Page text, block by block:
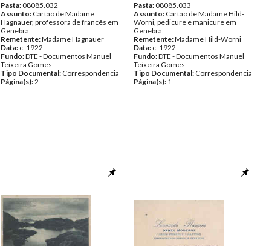
Pasta:08085.032
Assunto: Cartão de Madame
Hagnauer, professora de francês em
Genebra.
Remetente:Madame Hagnauer
Data: c. 1922
Fundo:DTE - Documentos Manuel
Teixeira Gomes
Tipo Documental: Correspondencia
Página(s):2
Pasta:08085.033
Assunto: Cartão de Madame Hild-
Worni, pedicure e manicure em
Genebra.
Remetente:Madame Hild-Worni
Data: c. 1922
Fundo:DTE - Documentos Manuel
Teixeira Gomes
Tipo Documental: Correspondencia
Página(s): 1